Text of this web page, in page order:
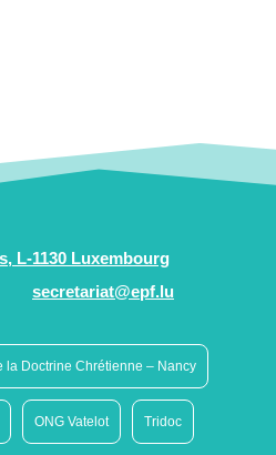
L-1130 Luxembourg
secretariat@epf.lu
la Doctrine Chrétienne – Nancy
ONG Vatelot Tridoc